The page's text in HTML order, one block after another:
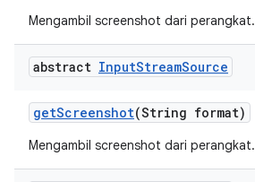
Mengambil screenshot dari perangkat.
abstract InputStreamSource
getScreenshot(String format)
Mengambil screenshot dari perangkat.